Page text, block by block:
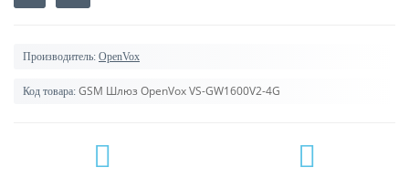
Производитель: OpenVox
Код товара: GSM Шлюз OpenVox VS-GW1600V2-4G